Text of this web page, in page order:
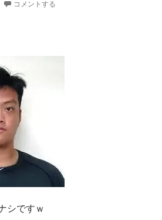
コメントする
シですｗ